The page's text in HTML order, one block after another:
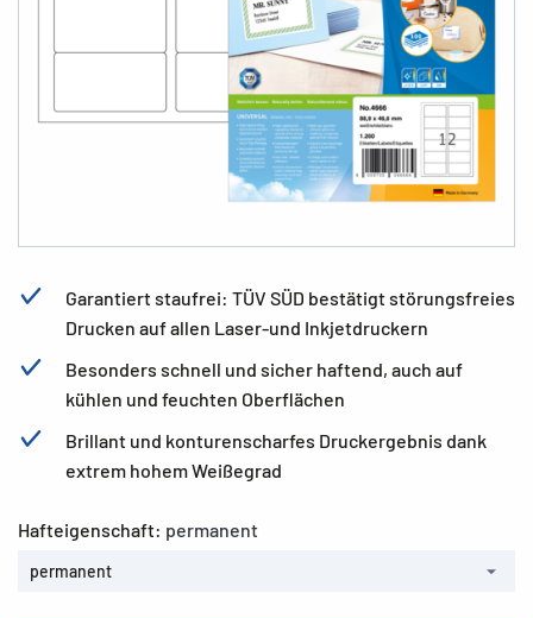
Garantiert staufrei: TÜV SÜD bestätigt störungsfreies
Drucken auf allen Laser-und Inkjetdruckern
Besonders schnell und sicher haftend, auch auf
kühlen und feuchten Oberflächen
Brillant und konturenscharfes Druckergebnis dank
extrem hohem Weißegrad
Hafteigenschaft: permanent
permanent